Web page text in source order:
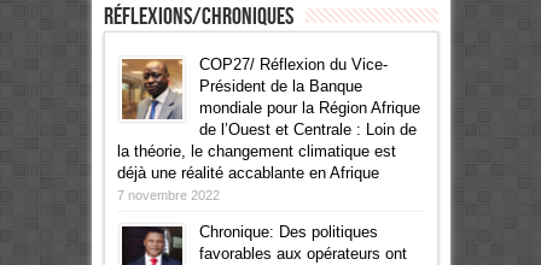
Réflexions/Chroniques
COP27/ Réflexion du Vice-
Président de la Banque
mondiale pour la Région Afrique
de l’Ouest et Centrale : Loin de
la théorie, le changement climatique est
déjà une réalité accablante en Afrique
7 novembre 2022
Chronique: Des politiques
favorables aux opérateurs ont